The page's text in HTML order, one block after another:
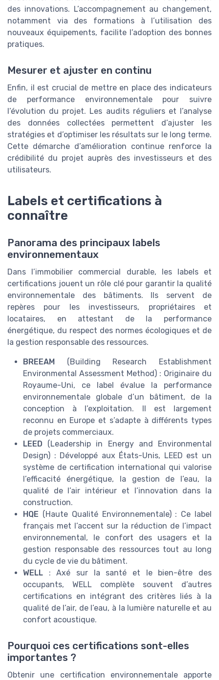
des innovations. L’accompagnement au changement,
notamment via des formations à l’utilisation des
nouveaux équipements, facilite l’adoption des bonnes
pratiques.
Mesurer et ajuster en continu
Enfin, il est crucial de mettre en place des indicateurs
de performance environnementale pour suivre
l’évolution du projet. Les audits réguliers et l’analyse
des données collectées permettent d’ajuster les
stratégies et d’optimiser les résultats sur le long terme.
Cette démarche d’amélioration continue renforce la
crédibilité du projet auprès des investisseurs et des
utilisateurs.
Labels et certifications à
connaître
Panorama des principaux labels
environnementaux
Dans l’immobilier commercial durable, les labels et
certifications jouent un rôle clé pour garantir la qualité
environnementale des bâtiments. Ils servent de
repères pour les investisseurs, propriétaires et
locataires, en attestant de la performance
énergétique, du respect des normes écologiques et de
la gestion responsable des ressources.
BREEAM (Building Research Establishment
Environmental Assessment Method) : Originaire du
Royaume-Uni, ce label évalue la performance
environnementale globale d’un bâtiment, de la
conception à l’exploitation. Il est largement
reconnu en Europe et s’adapte à différents types
de projets commerciaux.
LEED (Leadership in Energy and Environmental
Design) : Développé aux États-Unis, LEED est un
système de certification international qui valorise
l’efficacité énergétique, la gestion de l’eau, la
qualité de l’air intérieur et l’innovation dans la
construction.
HQE (Haute Qualité Environnementale) : Ce label
français met l’accent sur la réduction de l’impact
environnemental, le confort des usagers et la
gestion responsable des ressources tout au long
du cycle de vie du bâtiment.
WELL : Axé sur la santé et le bien-être des
occupants, WELL complète souvent d’autres
certifications en intégrant des critères liés à la
qualité de l’air, de l’eau, à la lumière naturelle et au
confort acoustique.
Pourquoi ces certifications sont-elles
importantes ?
Obtenir une certification environnementale apporte